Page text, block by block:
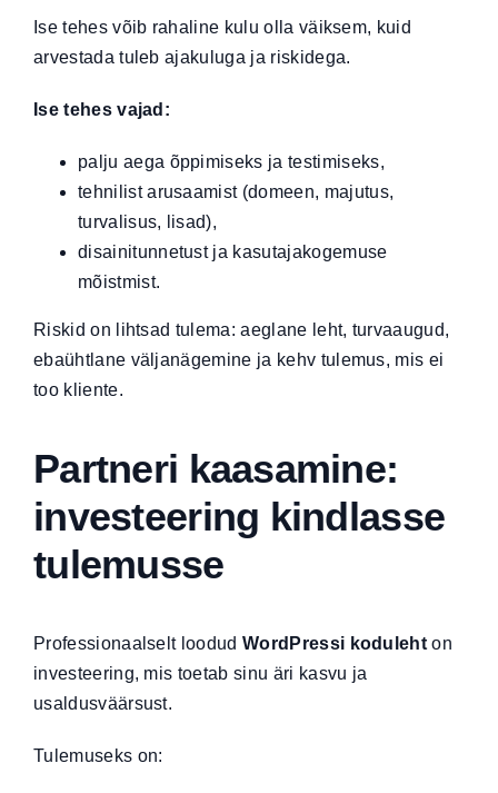
Ise tehes võib rahaline kulu olla väiksem, kuid
arvestada tuleb ajakuluga ja riskidega.
Ise tehes vajad:
palju aega õppimiseks ja testimiseks,
tehnilist arusaamist (domeen, majutus,
turvalisus, lisad),
disainitunnetust ja kasutajakogemuse
mõistmist.
Riskid on lihtsad tulema: aeglane leht, turvaaugud,
ebaühtlane väljanägemine ja kehv tulemus, mis ei
too kliente.
Partneri kaasamine:
investeering kindlasse
tulemusse
Professionaalselt loodud WordPressi koduleht on
investeering, mis toetab sinu äri kasvu ja
usaldusväärsust.
Tulemuseks on: